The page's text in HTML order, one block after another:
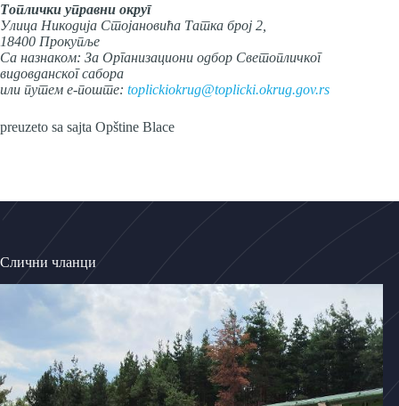
Топлички управни округ
Улица Никодија Стојановића Татка број 2,
18400 Прокупље
Са назнаком: За Организациони одбор Светопличког
видовданског сабора
или путем е-поште: toplickiokrug@toplicki.okrug.gov.rs
preuzeto sa sajta Opštine Blace
Слични чланци